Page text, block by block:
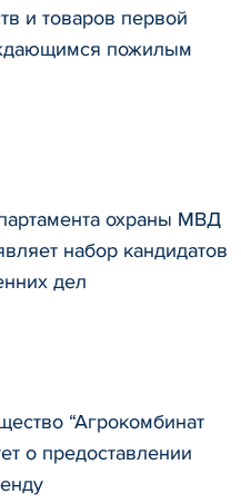
и товаров первой
пожилым
охраны МВД
набор кандидатов
дел
“Агрокомбинат
о предоставлении